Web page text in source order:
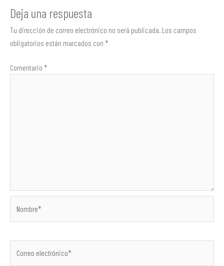
Deja una respuesta
Tu dirección de correo electrónico no será publicada. Los campos
obligatorios están marcados con *
Comentario *
electrónico*